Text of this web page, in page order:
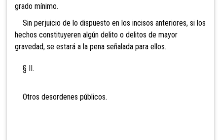
grado mínimo.
Sin perjuicio de lo dispuesto en los incisos anteriores, si los
hechos constituyeren algún delito o delitos de mayor
gravedad, se estará a la pena señalada para ellos.
§ II.
Otros desordenes públicos.